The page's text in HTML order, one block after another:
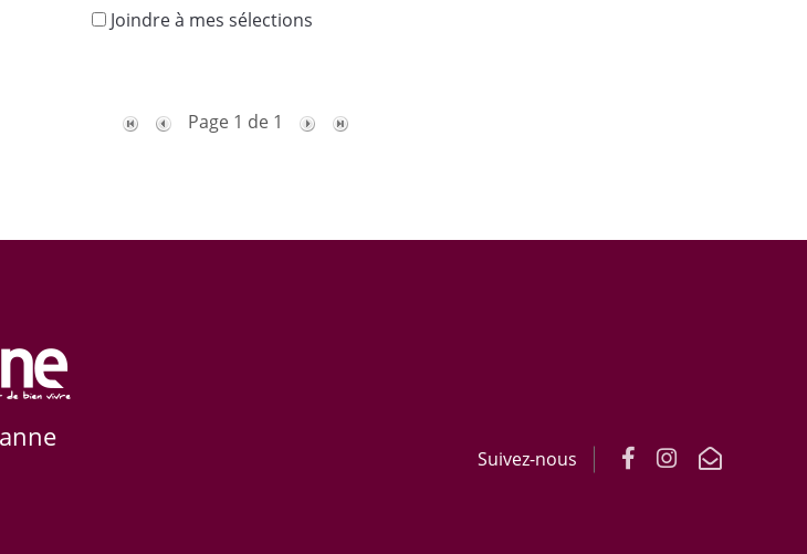
Joindre à mes sélections
Page 1 de 1
Suivez-nous